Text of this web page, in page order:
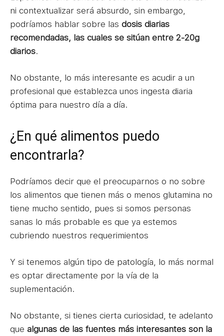
ni contextualizar será absurdo, sin embargo,
podríamos hablar sobre las dosis diarias
recomendadas, las cuales se sitúan entre 2-20g
diarios.
No obstante, lo más interesante es acudir a un
profesional que establezca unos ingesta diaria
óptima para nuestro día a día.
¿En qué alimentos puedo
encontrarla?
Podríamos decir que el preocuparnos o no sobre
los alimentos que tienen más o menos glutamina no
tiene mucho sentido, pues si somos personas
sanas lo más probable es que ya estemos
cubriendo nuestros requerimientos
Y si tenemos algún tipo de patología, lo más normal
es optar directamente por la vía de la
suplementación.
No obstante, si tienes cierta curiosidad, te adelanto
que algunas de las fuentes más interesantes son la